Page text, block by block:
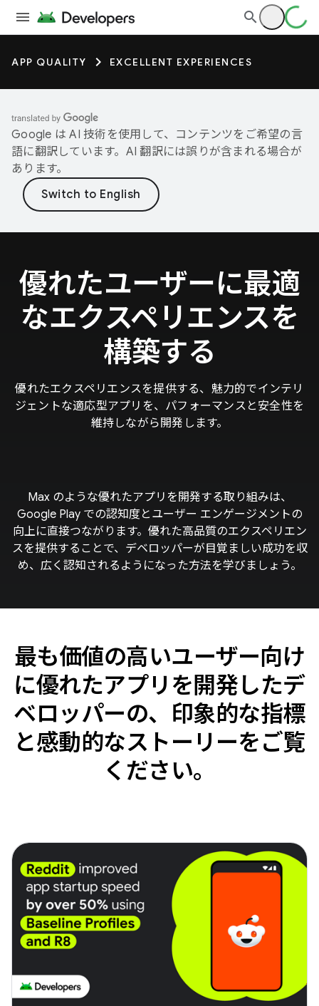
APP QUALITY EXCELLENT EXPERIENCES
Google は AI 技術を使用して、コンテンツをご希望の言
語に翻訳しています。AI 翻訳には誤りが含まれる場合が
あります。
優れたユーザーに最適
なエクスペリエンスを
構築する
優れたエクスペリエンスを提供する、魅力的でインテリ
ジェントな適応型アプリを、パフォーマンスと安全性を
維持しながら開発します。
Max のような優れたアプリを開発する取り組みは、
Google Play での認知度とユーザー エンゲージメントの
向上に直接つながります。優れた高品質のエクスペリエン
スを提供することで、デベロッパーが目覚ましい成功を収
め、広く認知されるようになった方法を学びましょう。
最も価値の高いユーザー向け
に優れたアプリを開発したデ
ベロッパーの、印象的な指標
と感動的なストーリーをご覧
ください。